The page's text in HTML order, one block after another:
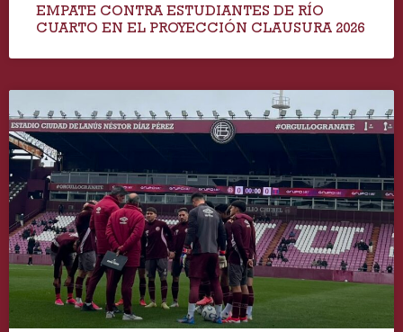
EMPATE CONTRA ESTUDIANTES DE RÍO
CUARTO EN EL PROYECCIÓN CLAUSURA 2026